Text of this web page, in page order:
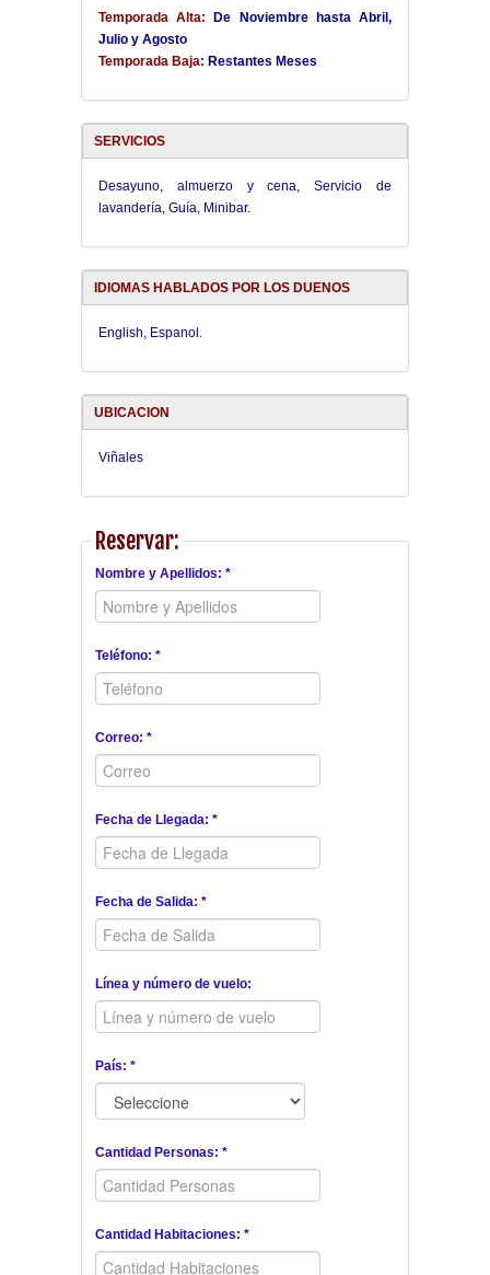
Temporada Alta:
De Noviembre hasta Abril,
Julio y Agosto
Temporada Baja: Restantes Meses
SERVICIOS
Desayuno, almuerzo y cena, Servicio de
lavandería, Guía, Minibar.
IDIOMAS HABLADOS POR LOS DUENOS
English, Espanol.
UBICACION
Viñales
Reservar:
Nombre y Apellidos: *
Teléfono: *
Correo: *
Fecha de Llegada: *
Fecha de Salida: *
Línea y número de vuelo:
País: *
Cantidad Personas: *
Cantidad Habitaciones: *